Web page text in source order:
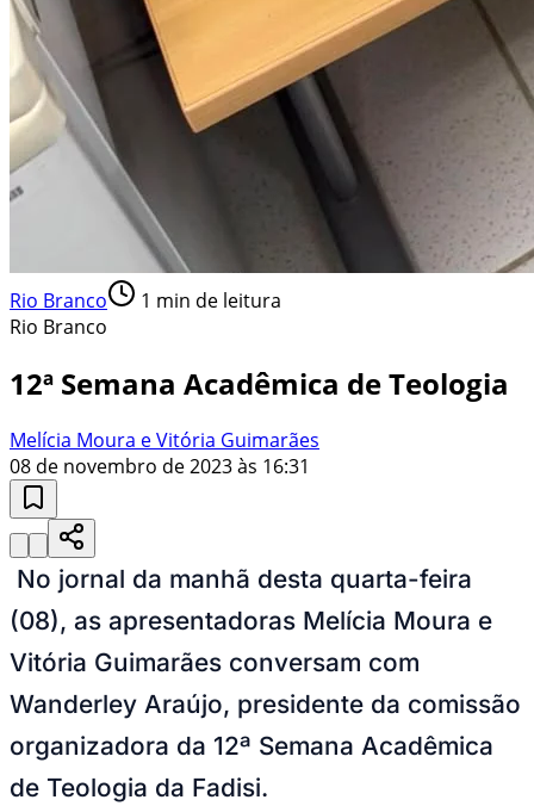
Rio Branco 1 min de leitura
Rio Branco
12ª Semana Acadêmica de Teologia
Melícia Moura e Vitória Guimarães
08 de novembro de 2023 às 16:31
No jornal da manhã desta quarta-feira
(08), as apresentadoras Melícia Moura e
Vitória Guimarães conversam com
Wanderley Araújo, presidente da comissão
organizadora da 12ª Semana Acadêmica
de Teologia da Fadisi.